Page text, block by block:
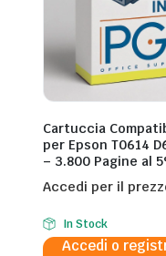
Cartuccia
per Epson T0614
– 3.800 Pagine al
Accedi per il
In Stock
Accedi o